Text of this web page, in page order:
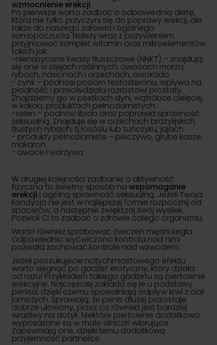
wzmocnienie erekcji.
Po pierwsze warto zadbać o odpowiednią dietę,
która nie tylko przyczyni się do poprawy erekcji, ale
także do naszego zdrowia i ogólnego
samopoczucia. Należy wraz z pożywieniem
przyjmować komplet witamin oraz mikroelementów
takich jak:
-nienasycone kwasy tłuszczowe (NNKT) – znajdują
się one w olejach roślinnych, owocach morza,
rybach, nasionach i orzechach, awokado
- cynk – podnosi poziom testosteronu, wpływa na
płodność i przeciwdziała rozrostowi prostaty.
Znajdziemy go w pestkach dyni, wątróbce cielęcej,
w kakao, produktach pełnoziarnistych.
-selen – podnosi libido oraz poprawia sprawność
seksualną. Znajduje się w orzechach brazylijskich,
tłustych rybach, tj łososiu lub tuńczyku, jajach.
- produkty pełnoziarniste – pieczywo, grube kasze,
makaron
- owoce i warzywa
W drugiej kolejności zadbanie o aktywność
fizyczna to świetny sposób na wspomaganie
erekcji i ogólną sprawność seksualną. Jeżeli Twoja
kondycja nie jest w najlepszej formie rozpocznij od
spacerów, a następnie zwiększaj swój wysiłek.
Pozwoli Ci to zadbać o zdrowie całego organizmu.
Warto również spróbować ćwiczeń mięśni kegla.
Odpowiednio wyćwiczona kontrola nad nimi
pozwala zachować kontrole nad wzwodem.
Jeżeli poszukujecie natychmiastowego efektu
warto sięgnąć po gadżet erotyczny, który działa
od razu! Przykładem takiego gadżetu są pierścienie
erekcyjne. Najczęściej zakłada się je u podstawy
penisa, dzięki czemu spowalniają odpływ krwi z ciał
jamistych. Sprawiają, że penis dłużej pozostaje
dobrze ukrwiony, przez co również jest bardziej
wrażliwy na dotyk. Niektóre pierścienie dodatkowo
wyposażone są w małe silniczki wibrujące.
Zapewniają one, dzięki temu dodatkową
przyjemność partnerce.